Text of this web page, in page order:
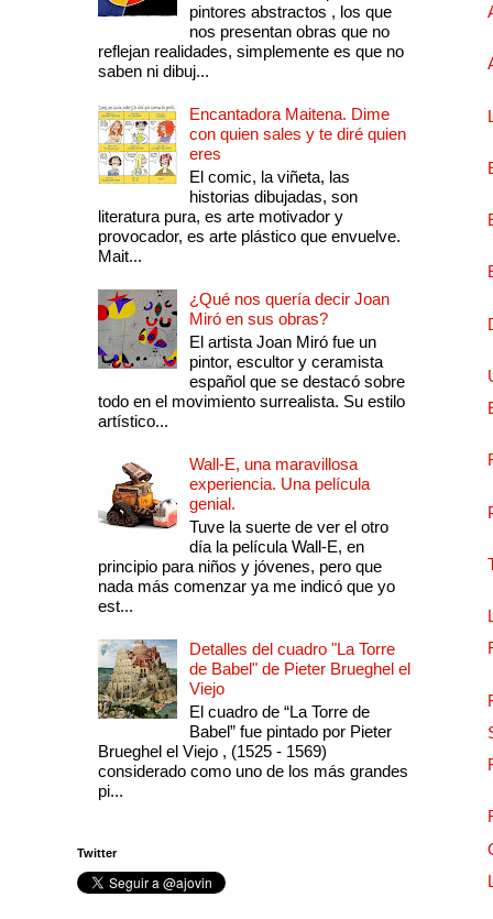
pintores abstractos , los que
nos presentan obras que no
reflejan realidades, simplemente es que no
saben ni dibuj...
Encantadora Maitena. Dime
con quien sales y te diré quien
eres
El comic, la viñeta, las
historias dibujadas, son
literatura pura, es arte motivador y
provocador, es arte plástico que envuelve.
Mait...
¿Qué nos quería decir Joan
Miró en sus obras?
El artista Joan Miró fue un
pintor, escultor y ceramista
español que se destacó sobre
todo en el movimiento surrealista. Su estilo
artístico...
Wall-E, una maravillosa
experiencia. Una película
genial.
Tuve la suerte de ver el otro
día la película Wall-E, en
principio para niños y jóvenes, pero que
nada más comenzar ya me indicó que yo
est...
Detalles del cuadro "La Torre
de Babel" de Pieter Brueghel el
Viejo
El cuadro de “La Torre de
Babel” fue pintado por Pieter
Brueghel el Viejo , (1525 - 1569)
considerado como uno de los más grandes
pi...
Twitter